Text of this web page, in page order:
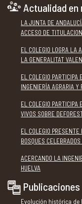
Actualidad en
LA JUNTA DE
ACCESO DE
EL COLEGIO LOGRA LA
LA GENERALITAT
EL COLEGIO PARTICIPA
INGENIERÍA AGRARIA Y
EL COLEGIO PARTICIPA
VIVOS SOBRE
EL COLEGIO
BOSQUES
ACERCANDO LA
HUELVA
Publicaciones
Evolución histórica de